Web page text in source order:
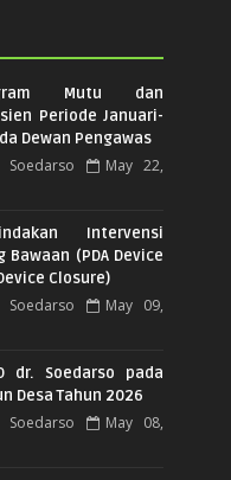
Mutu dan
Periode Januari-
Dewan Pengawas
Soedarso
May 22,
Intervensi
(PDA Device
Closure)
Soedarso
May 09,
dr. Soedarso pada
Desa Tahun 2026
Soedarso
May 08,